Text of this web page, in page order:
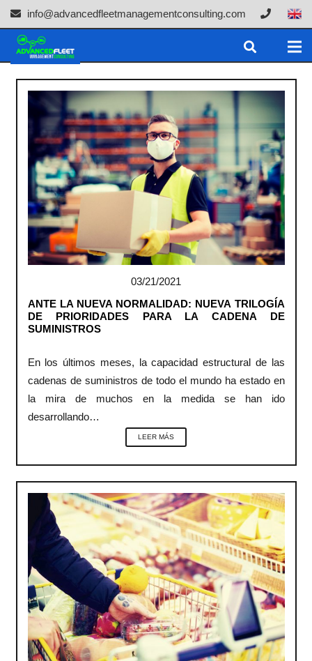
info@advancedfleetmanagementconsulting.com
03/21/2021
ANTE LA NUEVA NORMALIDAD: NUEVA TRILOGÍA
DE PRIORIDADES PARA LA CADENA DE
SUMINISTROS
En los últimos meses, la capacidad estructural de las
cadenas de suministros de todo el mundo ha estado en
la mira de muchos en la medida se han ido
desarrollando…
LEER MÁS